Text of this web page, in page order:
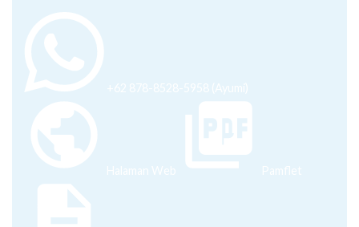
+62 878-8528-5958 (Ayumi)
Halaman Web Pamflet